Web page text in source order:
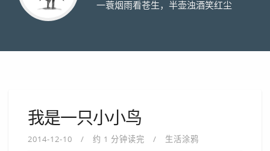
一蓑烟雨看苍生，半壶浊酒笑红尘
我是一只小小鸟
2014-12-10 约 1 分钟读完 生活涂鸦